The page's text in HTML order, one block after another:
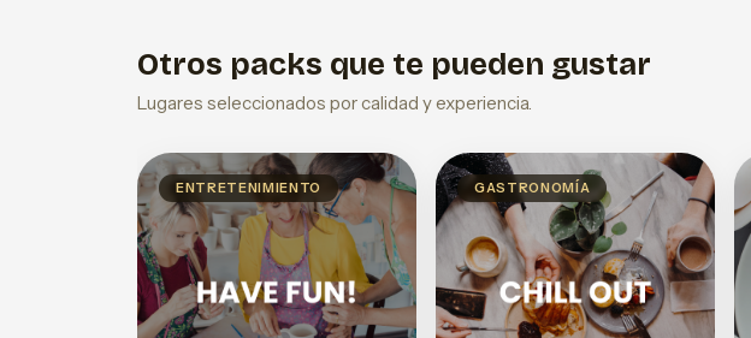
Otros packs que te pueden gustar
Lugares seleccionados por calidad y experiencia.
ENTRETENIMIENTO GASTRONOMÍA